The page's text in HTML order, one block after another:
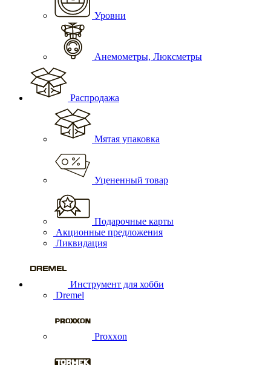
Уровни
Анемометры, Люксметры
Распродажа
Мятая упаковка
Уцененный товар
Подарочные карты
Акционные предложения
Ликвидация
Инструмент для хобби
Dremel
Proxxon